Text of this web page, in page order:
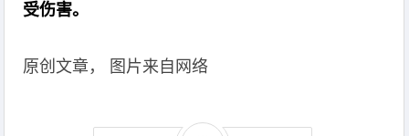
受伤害。
原创文章， 图片来自网络